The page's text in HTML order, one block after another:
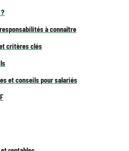
à connaître
critères clés
et conseils pour salariés